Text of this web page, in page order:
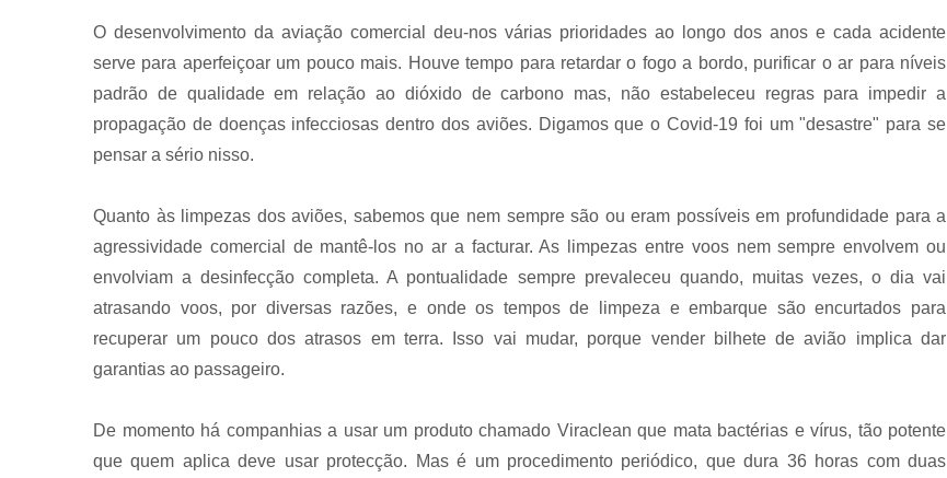
O desenvolvimento da aviação comercial deu-nos várias prioridades ao longo dos anos e cada acidente
serve para aperfeiçoar um pouco mais. Houve tempo para retardar o fogo a bordo, purificar o ar para níveis
padrão de qualidade em relação ao dióxido de carbono mas, não estabeleceu regras para impedir a
propagação de doenças infecciosas dentro dos aviões. Digamos que o Covid-19 foi um "desastre" para se
pensar a sério nisso.
Quanto às limpezas dos aviões, sabemos que nem sempre são ou eram possíveis em profundidade para a
agressividade comercial de mantê-los no ar a facturar. As limpezas entre voos nem sempre envolvem ou
envolviam a desinfecção completa. A pontualidade sempre prevaleceu quando, muitas vezes, o dia vai
atrasando voos, por diversas razões, e onde os tempos de limpeza e embarque são encurtados para
recuperar um pouco dos atrasos em terra. Isso vai mudar, porque vender bilhete de avião implica dar
garantias ao passageiro.
De momento há companhias a usar um produto chamado Viraclean que mata bactérias e vírus, tão potente
que quem aplica deve usar protecção. Mas é um procedimento periódico, que dura 36 horas com duas